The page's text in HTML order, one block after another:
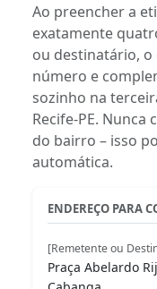
Ao preencher a
exatamente
ou destinatário,
número e
sozinho na
Recife-PE. Nunca
do bairro – isso
automática.
ENDEREÇO PARA
[Remetente ou
Praça Abelardo